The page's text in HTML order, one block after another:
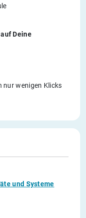
Deine
nur wenigen Klicks
und Systeme